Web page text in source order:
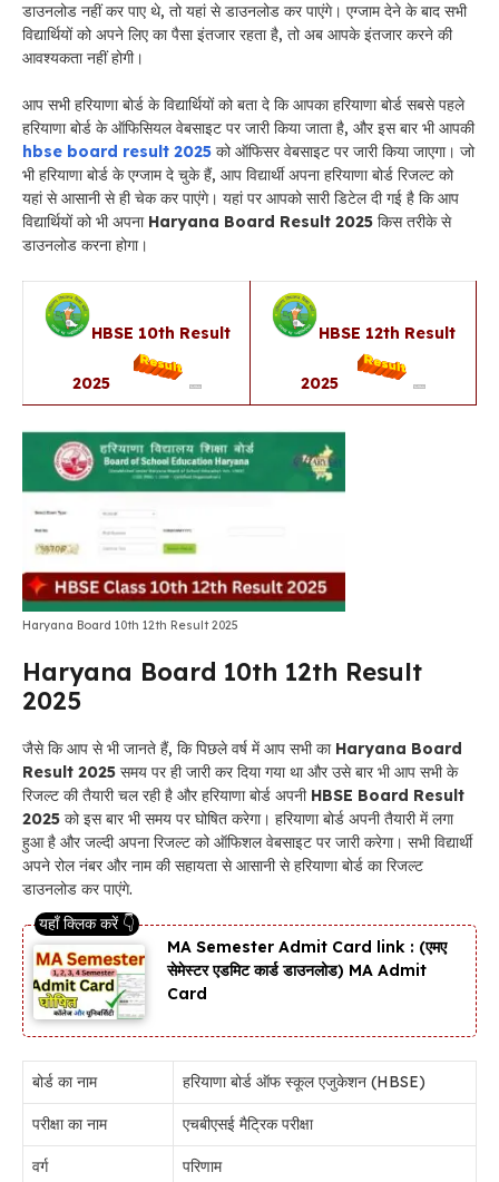
डाउनलोड नहीं कर पाए थे, तो यहां से डाउनलोड कर पाएंगे। एग्जाम देने के बाद सभी
विद्यार्थियों को अपने लिए का पैसा इंतजार रहता है, तो अब आपके इंतजार करने की
आवश्यकता नहीं होगी।
आप सभी हरियाणा बोर्ड के विद्यार्थियों को बता दे कि आपका हरियाणा बोर्ड सबसे पहले
हरियाणा बोर्ड के ऑफिसियल वेबसाइट पर जारी किया जाता है, और इस बार भी आपकी
hbse board result 2025 को ऑफिसर वेबसाइट पर जारी किया जाएगा। जो
भी हरियाणा बोर्ड के एग्जाम दे चुके हैं, आप विद्यार्थी अपना हरियाणा बोर्ड रिजल्ट को
यहां से आसानी से ही चेक कर पाएंगे। यहां पर आपको सारी डिटेल दी गई है कि आप
विद्यार्थियों को भी अपना Haryana Board Result 2025 किस तरीके से
डाउनलोड करना होगा।
HBSE 10th Result
2025
HBSE 12th Result
2025
Haryana Board 10th 12th Result 2025
Haryana Board 10th 12th Result
2025
जैसे कि आप से भी जानते हैं, कि पिछले वर्ष में आप सभी का Haryana Board
Result 2025 समय पर ही जारी कर दिया गया था और उसे बार भी आप सभी के
रिजल्ट की तैयारी चल रही है और हरियाणा बोर्ड अपनी HBSE Board Result
2025 को इस बार भी समय पर घोषित करेगा। हरियाणा बोर्ड अपनी तैयारी में लगा
हुआ है और जल्दी अपना रिजल्ट को ऑफिशल वेबसाइट पर जारी करेगा। सभी विद्यार्थी
अपने रोल नंबर और नाम की सहायता से आसानी से हरियाणा बोर्ड का रिजल्ट
डाउनलोड कर पाएंगे.
MA Semester Admit Card link : (एमए
सेमेस्टर एडमिट कार्ड डाउनलोड) MA Admit
Card
बोर्ड का नाम हरियाणा बोर्ड ऑफ स्कूल एजुकेशन (HBSE)
परीक्षा का नाम एचबीएसई मैट्रिक परीक्षा
वर्ग परिणाम